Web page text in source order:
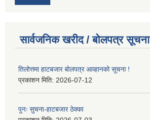
सार्वजनिक खरीद / बोलपत्र सूचना
तिलोत्तमा हाटबजार बोलपत्र आव्हानको सूचना !
प्रकाशन मिति: 2026-07-12
पुनः सुचना-हाटबजार ठेक्का